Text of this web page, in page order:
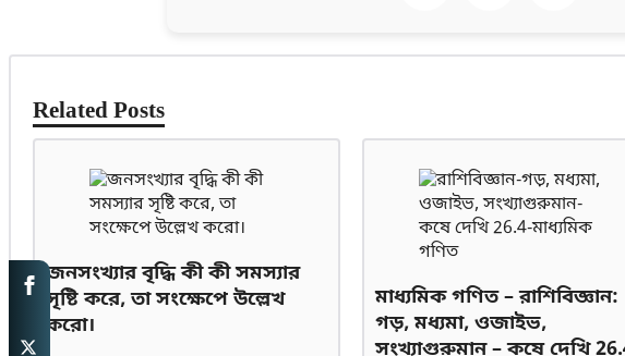
Related Posts
জনসংখ্যার বৃদ্ধি কী কী সমস্যার
সৃষ্টি করে, তা সংক্ষেপে উল্লেখ
করো।
মাধ্যমিক গণিত – রাশিবিজ্ঞান:
গড়, মধ্যমা, ওজাইভ,
সংখ্যাগুরুমান – কষে দেখি